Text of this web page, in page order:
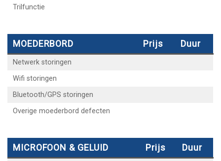
Trilfunctie
MOEDERBORD Prijs Duur
Netwerk storingen
Wifi storingen
Bluetooth/GPS storingen
Overige moederbord defecten
MICROFOON & GELUID Prijs Duur